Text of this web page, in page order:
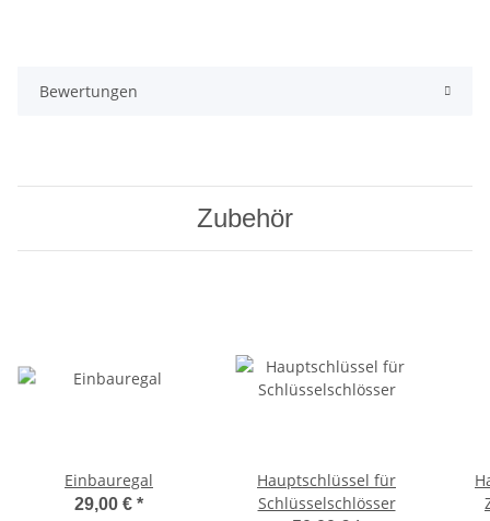
Bewertungen
Zubehör
Einbauregal
29,00 € *
Hauptschlüssel für
Schlüsselschlösser